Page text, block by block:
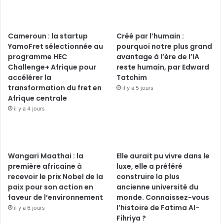
Cameroun : la startup
YamoFret sélectionnée au
programme HEC
Challenge+ Afrique pour
accélérer la
transformation du fret en
Afrique centrale
il y a 4 jours
Créé par l’humain :
pourquoi notre plus grand
avantage à l’ère de l’IA
reste humain, par Edward
Tatchim
il y a 5 jours
Wangari Maathai : la
première africaine à
recevoir le prix Nobel de la
paix pour son action en
faveur de l’environnement
il y a 6 jours
Elle aurait pu vivre dans le
luxe, elle a préféré
construire la plus
ancienne université du
monde. Connaissez-vous
l’histoire de Fatima Al-
Fihriya ?